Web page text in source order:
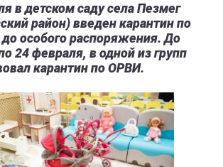
в детском саду села Пезмег
район) введен карантин по
особого распоряжения. До
24 февраля, в одной из групп
карантин по ОРВИ.